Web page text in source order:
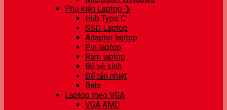
Phụ kiện Laptop ❯
Hub Type C
SSD Laptop
Adapter laptop
Pin laptop
Ram laptop
Bộ vệ sinh
Đế tản nhiệt
Balo
Laptop theo VGA
VGA AMD